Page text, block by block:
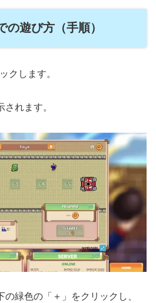
の遊び方（手順）
クします。
れます。
緑色の「＋」をクリックし、